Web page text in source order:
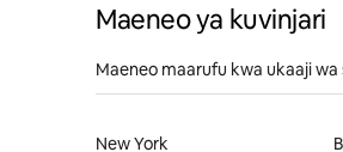
Maeneo ya kuvinjari
Maeneo maarufu kwa ukaaji wa
New York